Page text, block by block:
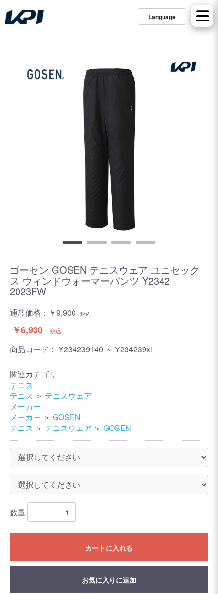
Language
ゴーセン GOSEN テニスウェア ユニセック
ス ウィンドウォーマーパンツ Y2342
2023FW
通常価格： ￥9,900 税込
￥6,930 税込
商品コード： Y234239140 ～ Y234239xl
関連カテゴリ
テニス
テニス ＞ テニスウェア
メーカー
メーカー ＞ GOSEN
テニス ＞ テニスウェア ＞ GOSEN
数量
カートに入れる
お気に入りに追加